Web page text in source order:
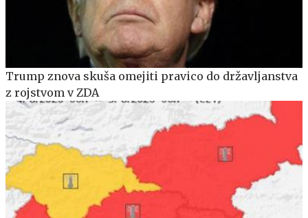
Trump znova skuša omejiti pravico do državljanstva
z rojstvom v ZDA